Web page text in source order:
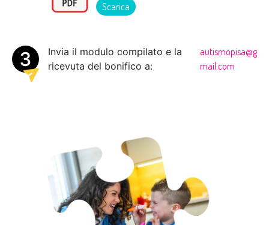
Scarica
Invia il modulo compilato e la
ricevuta del bonifico a:
autismopisa@g
mail.com